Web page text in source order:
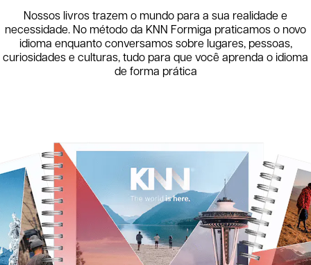
Nossos livros trazem o mundo para a sua realidade e
necessidade. No método da KNN Formiga praticamos o novo
idioma enquanto conversamos sobre lugares, pessoas,
curiosidades e culturas, tudo para que você aprenda o idioma
de forma prática